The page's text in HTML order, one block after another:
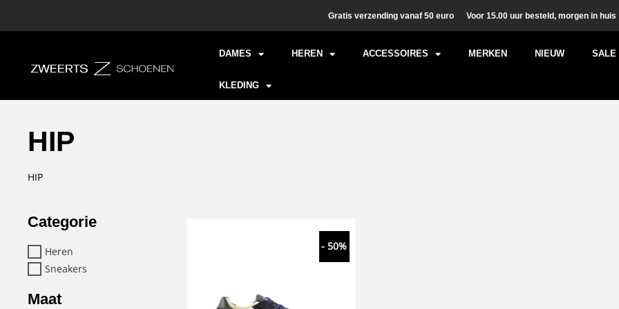
Gratis verzending vanaf 50 euro Voor 15.00 uur besteld, morgen in huis
DAMES HEREN ACCESSOIRES MERKEN NIEUW SALE
KLEDING
HIP
HIP
Categorie
Heren
Sneakers
Maat
- 50%